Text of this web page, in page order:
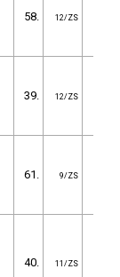
58. 12/ZS
39. 12/ZS
61. 9/ZS
40. 11/ZS